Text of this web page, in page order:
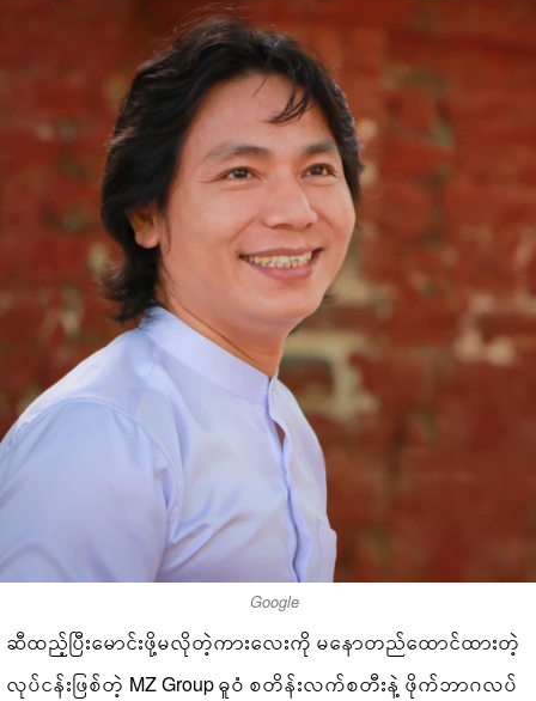
Google
ဆီထည့်ပြီးမောင်းဖို့မလိုတဲ့ကားလေးကို မနောတည်ထောင်ထားတဲ့
လုပ်ငန်းဖြစ်တဲ့ MZ Group ဓူဝံ စတိန်းလက်စတီးနဲ့ ဖိုက်ဘာဂလပ်